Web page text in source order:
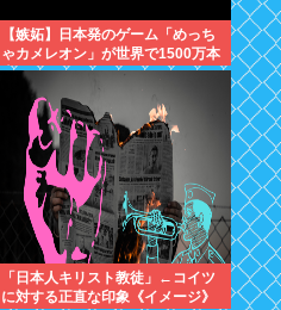
【嫉妬】日本発のゲーム「めっち
ゃカメレオン」が世界で1500万本
売れる
「日本人キリスト教徒」←コイツ
に対する正直な印象《イメージ》